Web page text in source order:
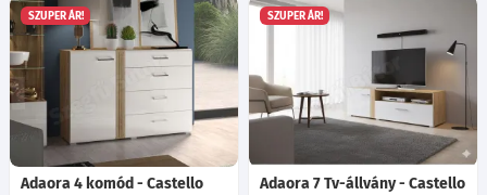
SZUPER ÁR!
Adaora 4 komód - Castello
SZUPER ÁR!
Adaora 7 Tv-állvány - Castello